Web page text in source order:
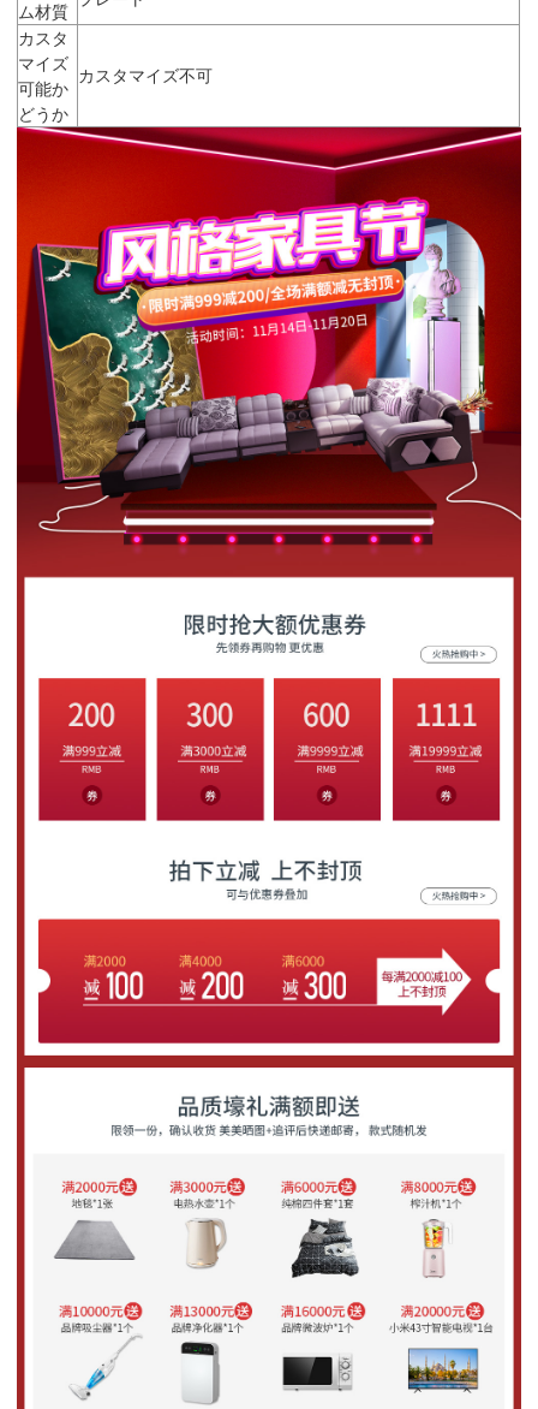
ム材質
カスタ
マイズ
可能か
どうか
カスタマイズ不可